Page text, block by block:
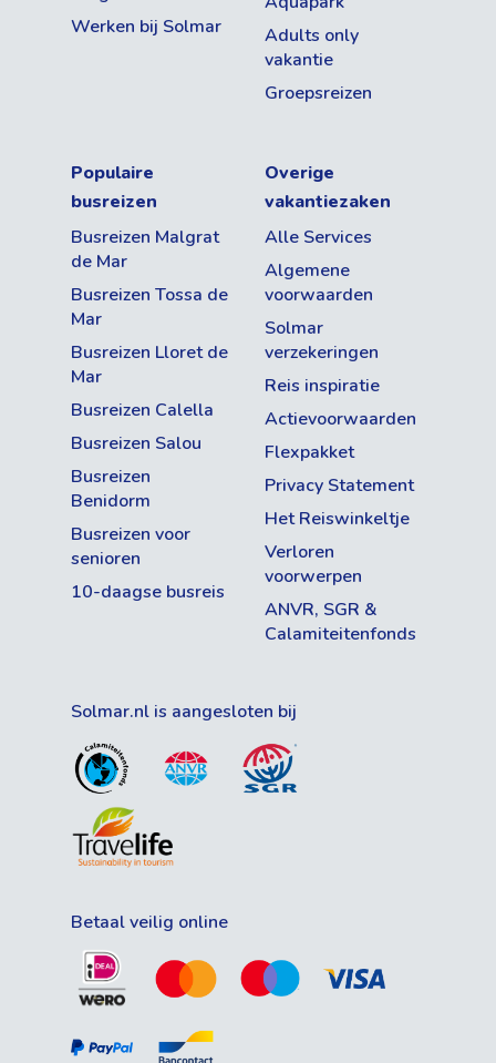
Werken bij Solmar
Adults only
vakantie
Groepsreizen
Populaire
busreizen
Busreizen Malgrat
de Mar
Busreizen Tossa de
Mar
Busreizen Lloret de
Mar
Busreizen Calella
Busreizen Salou
Busreizen
Benidorm
Busreizen voor
senioren
10-daagse busreis
Overige
vakantiezaken
Alle Services
Algemene
voorwaarden
Solmar
verzekeringen
Reis inspiratie
Actievoorwaarden
Flexpakket
Privacy Statement
Het Reiswinkeltje
Verloren
voorwerpen
ANVR, SGR &
Calamiteitenfonds
Solmar.nl is aangesloten bij
Betaal veilig online